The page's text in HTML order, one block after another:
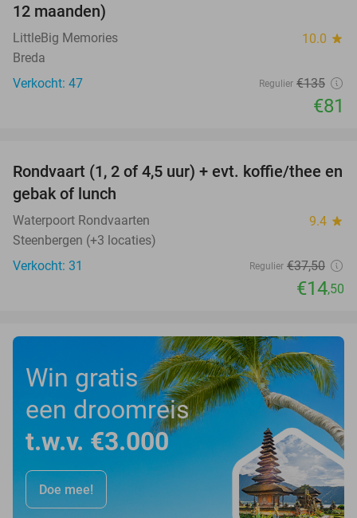
12 maanden)
LittleBig Memories 10.0 star
Breda
Verkocht: 47
Regulier €135
€81
61%
Rondvaart (1, 2 of 4,5 uur) + evt. koffie/thee en
gebak of lunch
Waterpoort Rondvaarten 9.4 star
Steenbergen (+3 locaties)
Verkocht: 31
Regulier €37,50
€14,50
Win gratis
een droomreis
t.w.v. €3.000
Doe mee!